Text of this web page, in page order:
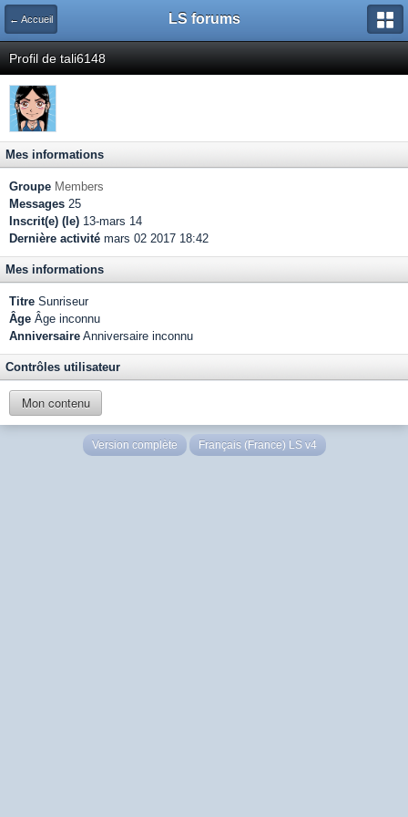
← Accueil LS forums
Profil de tali6148
Mes informations
Groupe Members
Messages 25
Inscrit(e) (le) 13-mars 14
Dernière activité mars 02 2017 18:42
Mes informations
Titre Sunriseur
Âge Âge inconnu
Anniversaire Anniversaire inconnu
Contrôles utilisateur
Mon contenu
Version complète Français (France) LS v4